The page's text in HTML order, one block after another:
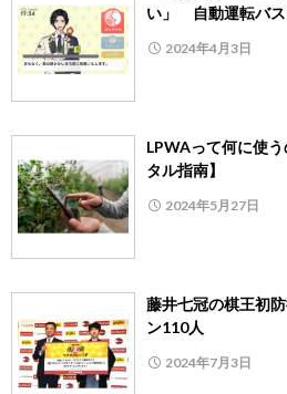
い」 自動運転バ
2024年4月3日
LPWAって何に使
タル指南】
2024年5月27日
藤井七冠の棋王初
ン110人
2024年7月3日